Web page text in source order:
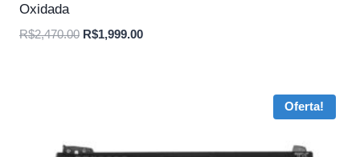
Oxidada
R$2,470.00 O
R$1,999.00O
Oferta!